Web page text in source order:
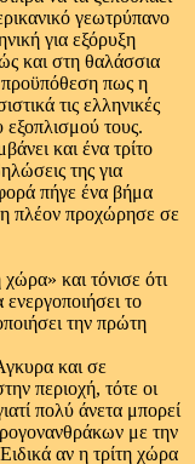
γεωτρύπανο
για εξόρυξη
και στη θαλάσσια
πως η
τις ελληνικές
τους.
και ένα τρίτο
της για
πήγε ένα βήμα
πλέον προχώρησε σε
και τόνισε ότι
το
την πρώτη
και σε
περιοχή, τότε οι
πολύ άνετα μπορεί
με την
αν η τρίτη χώρα